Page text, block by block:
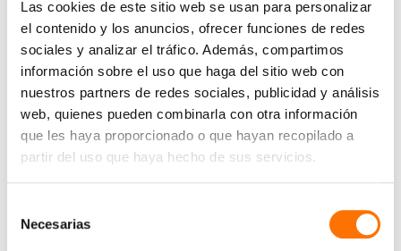
Las cookies de este sitio web se usan para personalizar
el contenido y los anuncios, ofrecer funciones de redes
sociales y analizar el tráfico. Además, compartimos
información sobre el uso que haga del sitio web con
nuestros partners de redes sociales, publicidad y análisis
web, quienes pueden combinarla con otra información
que les haya proporcionado o que hayan recopilado a
partir del uso que haya hecho de sus servicios.
Necesarias